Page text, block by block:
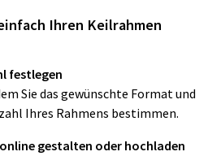
Ihren Keilrahmen
festlegen
Sie das gewünschte Format und
Ihres Rahmens bestimmen.
gestalten oder hochladen